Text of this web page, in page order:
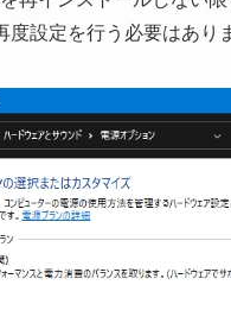
設定を行う必要はあり